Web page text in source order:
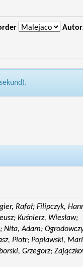
Rafał; Filipczyk,
Kuśnierz, Wiesław;
Nita, Adam;
Piotr; Popławski,
Grzegorz;